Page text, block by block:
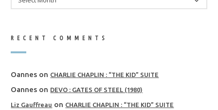
RECENT COMMENTS
Oannes on CHARLIE CHAPLIN : “THE KID” SUITE
Oannes on DEVO : GATES OF STEEL (1980)
Liz Gauffreau on CHARLIE CHAPLIN : “THE KID” SUITE